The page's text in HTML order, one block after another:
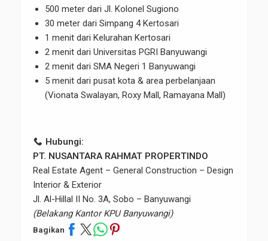
500 meter dari Jl. Kolonel Sugiono
30 meter dari Simpang 4 Kertosari
1 menit dari Kelurahan Kertosari
2 menit dari Universitas PGRI Banyuwangi
2 menit dari SMA Negeri 1 Banyuwangi
5 menit dari pusat kota & area perbelanjaan
(Vionata Swalayan, Roxy Mall, Ramayana Mall)
Hubungi:
PT. NUSANTARA RAHMAT PROPERTINDO
Real Estate Agent – General Construction – Design
Interior & Exterior
Jl. Al-Hillal II No. 3A, Sobo – Banyuwangi
(Belakang Kantor KPU Banyuwangi)
Bagikan